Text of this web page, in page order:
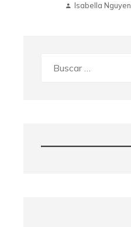
Isabella Nguyen